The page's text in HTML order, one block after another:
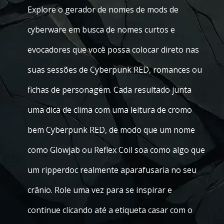
Explore o gerador de nomes de mods de
cyberware em busca de nomes curtos e
evocadores que você possa colocar direto nas
suas sessões de Cyberpunk RED, romances ou
fichas de personagem. Cada resultado junta
uma dica de clima com uma leitura de cromo
bem Cyberpunk RED, de modo que um nome
como Glowjab ou Reflex Coil soa como algo que
um ripperdoc realmente aparafusaria no seu
crânio. Role uma vez para se inspirar e
continue clicando até a etiqueta casar com o